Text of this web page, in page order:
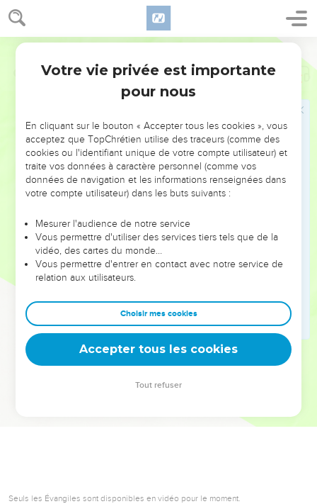
NE MANQUEZ PAS L’ÉVÉNEMENT
DE L’ANNÉE !
ET SI LEURS ERREURS POUVAIENT VOUS ÉVITER LES
VOTRES ?
leur foi ou leur vision. Mais on voit moins les doutes, les erreurs
et les saisons difficiles qu'ils ont traversés, alors même que ce
sont elles qui les ont façonnés.
Dans cette conférence, leaders, entrepreneurs, et responsables
clés pour avancer avec plus de sagesse afin que leurs erreurs
deviennent vos tremplins. Que vous guidiez un ministère, une
équipe, un groupe ou une famille, leur expérience est faite
Osée 7
Seuls les Évangiles sont disponibles en vidéo pour le moment.
Votre vie privée est importante
pour nous
En cliquant sur le bouton « Accepter tous les cookies », vous
acceptez que TopChrétien utilise des traceurs (comme des
cookies ou l'identifiant unique de votre compte utilisateur) et
traite vos données à caractère personnel (comme vos
données de navigation et les informations renseignées dans
votre compte utilisateur) dans les buts suivants :
Mesurer l'audience de notre service
Vous permettre d'utiliser des services tiers tels que de la
vidéo, des cartes du monde…
Vous permettre d'entrer en contact avec notre service de
relation aux utilisateurs.
Choisir mes cookies
Accepter tous les cookies
Tout refuser